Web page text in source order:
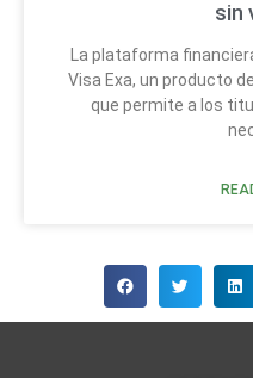
sin
La plataforma
Visa Exa, un producto
que permite a los